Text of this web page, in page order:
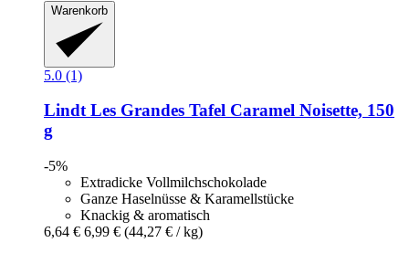
Warenkorb
5.0 (1)
LindtLes Grandes Tafel Caramel Noisette, 150
g
-5%
Extradicke Vollmilchschokolade
Ganze Haselnüsse & Karamellstücke
Knackig & aromatisch
6,64 € 6,99 € (44,27 € / kg)